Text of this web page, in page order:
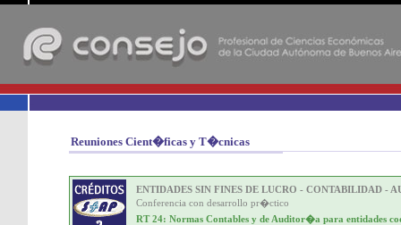
Reuniones Cient�ficas y T�cnicas
ENTIDADES SIN FINES DE LUCRO - CONTABILIDAD -
Conferencia con desarrollo pr�ctico
RT 24: Normas Contables y de Auditor�a para entidades